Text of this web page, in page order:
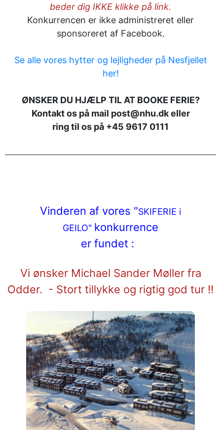
beder dig IKKE klikke på link.
Konkurrencen er ikke administreret eller
sponsoreret af Facebook.
Se alle vores hytter og lejligheder på Nesfjellet
her!
ØNSKER DU HJÆLP TIL AT BOOKE FERIE?
Kontakt os på mail post@nhu.dk eller
ring til os på +45 9617 0111
Vinderen af vores "SKIFERIE i
GEILO" konkurrence
er fundet :
Vi ønsker Michael Sander Møller fra
Odder. - Stort tillykke og rigtig god tur !!